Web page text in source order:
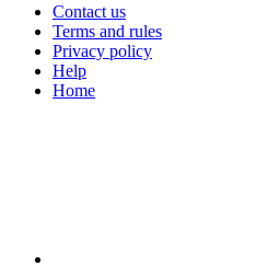
Contact us
Terms and rules
Privacy policy
Help
Home